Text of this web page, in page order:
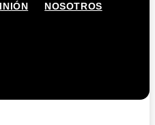
NOSOTROS